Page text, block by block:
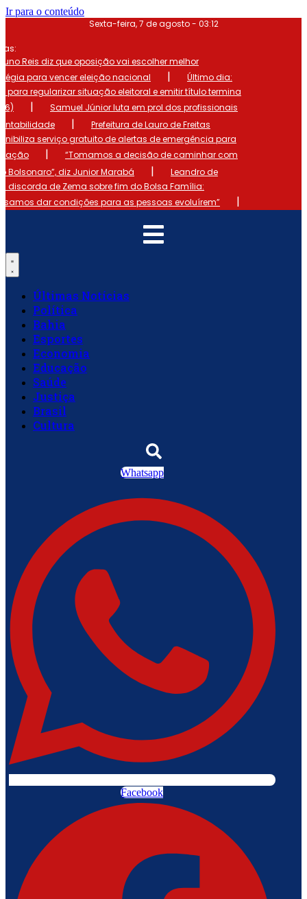
Ir para o conteúdo
Sexta-feira, 7 de agosto - 03:12
Reis diz que oposição vai escolher melhor
para vencer eleição nacional
|
Último dia:
para regularizar situação eleitoral e emitir título termina
|
Samuel Júnior luta em prol dos profissionais
|
Prefeitura de Lauro de Freitas
serviço gratuito de alertas de emergência para
|
“Tomamos a decisão de caminhar com
Bolsonaro”, diz Junior Marabá
|
Leandro de
discorda de Zema sobre fim do Bolsa Família:
dar condições para as pessoas evoluírem”
|
Últimas Notícias
Política
Bahia
Esportes
Economia
Educação
Saúde
Justiça
Brasil
Cultura
Whatsapp
Facebook